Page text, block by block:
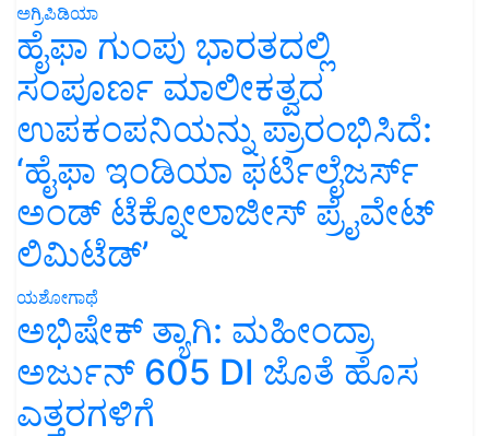
ಅಗ್ರಿಪಿಡಿಯಾ
ಹೈಫಾ ಗುಂಪು ಭಾರತದಲ್ಲಿ
ಸಂಪೂರ್ಣ ಮಾಲೀಕತ್ವದ
ಉಪಕಂಪನಿಯನ್ನು ಪ್ರಾರಂಭಿಸಿದೆ:
‘ಹೈಫಾ ಇಂಡಿಯಾ ಫರ್ಟಿಲೈಜರ್ಸ್
ಅಂಡ್ ಟೆಕ್ನೋಲಾಜೀಸ್ ಪ್ರೈವೇಟ್
ಲಿಮಿಟೆಡ್’
ಯಶೋಗಾಥೆ
ಅಭಿಷೇಕ್ ತ್ಯಾಗಿ: ಮಹೀಂದ್ರಾ
ಅರ್ಜುನ್ 605 DI ಜೊತೆ ಹೊಸ
ಎತ್ತರಗಳಿಗೆ